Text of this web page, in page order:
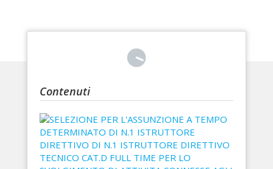
Contenuti